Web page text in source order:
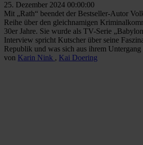
25. Dezember 2024 00:00:00
Mit „Rath“ beendet der Bestseller-Autor
Reihe über den gleichnamigen
30er Jahre. Sie wurde als TV-Serie
Interview spricht Kutscher über seine
Republik und was sich aus ihrem Untergang
von Karin Nink , Kai Doering